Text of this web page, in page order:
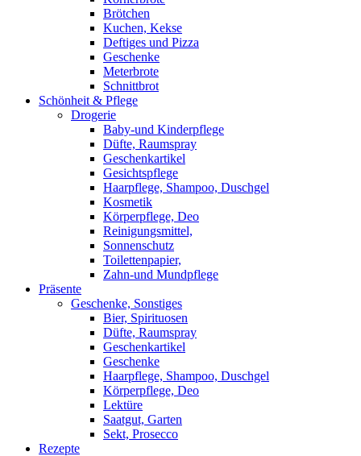
Brötchen
Kuchen, Kekse
Deftiges und Pizza
Geschenke
Meterbrote
Schnittbrot
Schönheit & Pflege
Drogerie
Baby-und Kinderpflege
Düfte, Raumspray
Geschenkartikel
Gesichtspflege
Haarpflege, Shampoo, Duschgel
Kosmetik
Körperpflege, Deo
Reinigungsmittel,
Sonnenschutz
Toilettenpapier,
Zahn-und Mundpflege
Präsente
Geschenke, Sonstiges
Bier, Spirituosen
Düfte, Raumspray
Geschenkartikel
Geschenke
Haarpflege, Shampoo, Duschgel
Körperpflege, Deo
Lektüre
Saatgut, Garten
Sekt, Prosecco
Rezepte